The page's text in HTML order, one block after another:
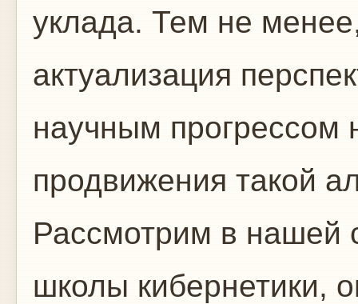
уклада. Тем не
актуализация
научным прогрессом
продвижения такой
Рассмотрим в нашей
школы кибернетики,